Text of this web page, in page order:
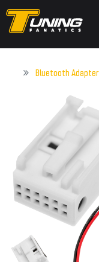
Bluetooth Adapter